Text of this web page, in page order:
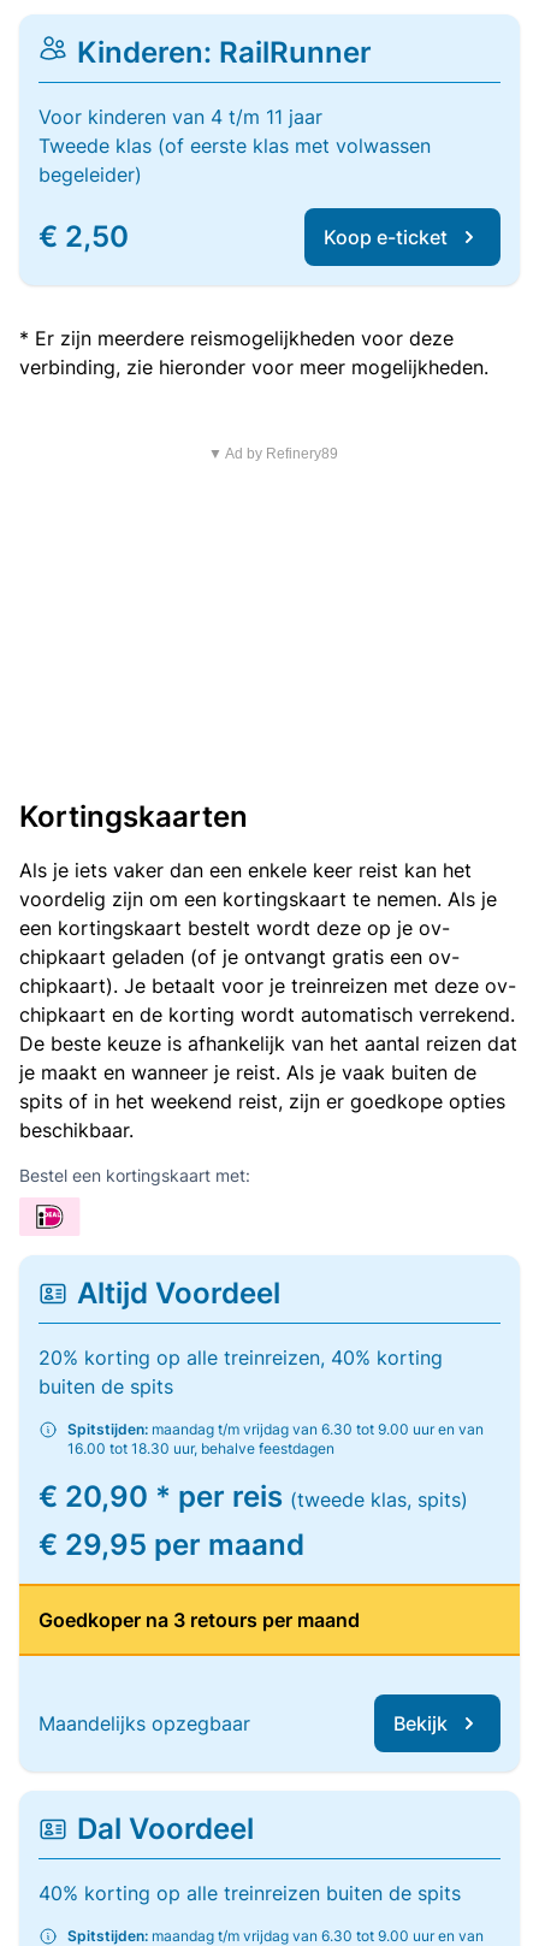
Kinderen: RailRunner
Voor kinderen van 4 t/m 11 jaar
Tweede klas (of eerste klas met volwassen
begeleider)
€ 2,50 Koop e-ticket
* Er zijn meerdere reismogelijkheden voor deze
verbinding, zie hieronder voor meer mogelijkheden.
▼ Ad by Refinery89
Kortingskaarten
Als je iets vaker dan een enkele keer reist kan het
voordelig zijn om een kortingskaart te nemen. Als je
een kortingskaart bestelt wordt deze op je ov-
chipkaart geladen (of je ontvangt gratis een ov-
chipkaart). Je betaalt voor je treinreizen met deze ov-
chipkaart en de korting wordt automatisch verrekend.
De beste keuze is afhankelijk van het aantal reizen dat
je maakt en wanneer je reist. Als je vaak buiten de
spits of in het weekend reist, zijn er goedkope opties
beschikbaar.
Bestel een kortingskaart met:
Altijd Voordeel
20% korting op alle treinreizen, 40% korting
buiten de spits
Spitstijden: maandag t/m vrijdag van 6.30 tot 9.00 uur en van
16.00 tot 18.30 uur, behalve feestdagen
€ 20,90 * per reis (tweede klas, spits)
€ 29,95 per maand
Goedkoper na 3 retours per maand
Maandelijks opzegbaar Bekijk
Dal Voordeel
40% korting op alle treinreizen buiten de spits
Spitstijden: maandag t/m vrijdag van 6.30 tot 9.00 uur en van